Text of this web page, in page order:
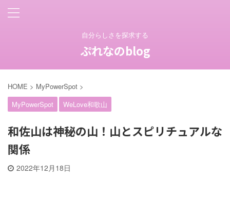
自分らしさを探求する
ぷれなのblog
HOME > MyPowerSpot >
MyPowerSpot
WeLove和歌山
和佐山は神秘の山！山とスピリチュアルな
関係
2022年12月18日